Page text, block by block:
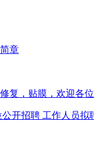
章
复，贴膜，欢迎各位
公开招聘 工作人员拟